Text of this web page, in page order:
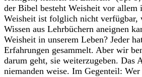
der Bibel besteht Weisheit vor allem
Weisheit ist folglich nicht verfügbar,
Wissen aus Lehrbüchern aneignen
Weisheit in unserem Leben? Jeder
Erfahrungen gesammelt. Aber wir
darum geht, sie weiterzugeben. Das
niemanden weise. Im Gegenteil: